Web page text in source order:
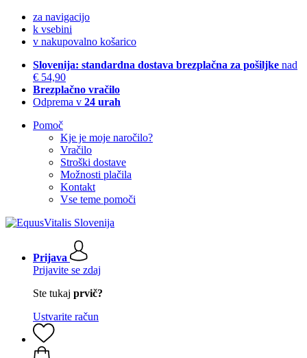
za navigacijo
k vsebini
v nakupovalno košarico
Slovenija: standardna dostava brezplačna za pošiljke nad
€ 54,90
Brezplačno vračilo
Odprema v 24 urah
Pomoč
Kje je moje naročilo?
Vračilo
Stroški dostave
Možnosti plačila
Kontakt
Vse teme pomoči
Prijava
Prijavite se zdaj
Ste tukaj prvič?
Ustvarite račun